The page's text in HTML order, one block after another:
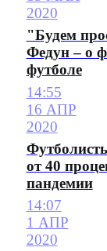
2020
"Будем
Федун – о
футболе
14:55
16 АПР
2020
от 40
пандемии
14:07
1 АПР
2020